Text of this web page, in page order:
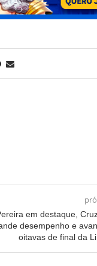
em destaque,
desempenho e
oitavas de final da